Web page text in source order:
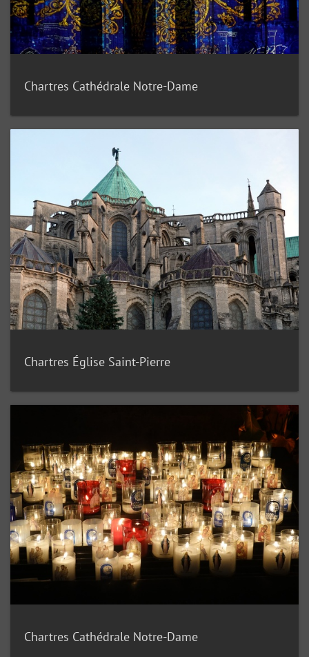
Chartres Cathédrale Notre-Dame
Chartres Église Saint-Pierre
Chartres Cathédrale Notre-Dame